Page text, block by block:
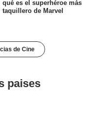
qué es el superhéroe más
taquillero de Marvel
de Cine
paises